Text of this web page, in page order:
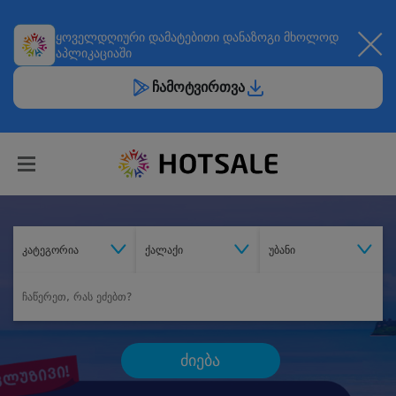
ყოველდღიური დამატებითი დანაზოგი მხოლოდ
აპლიკაციაში
ჩამოტვირთვა
კატეგორია ქალაქი უბანი
ძიება